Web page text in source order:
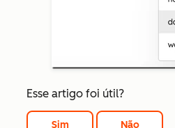
Esse artigo foi útil?
Sim Não